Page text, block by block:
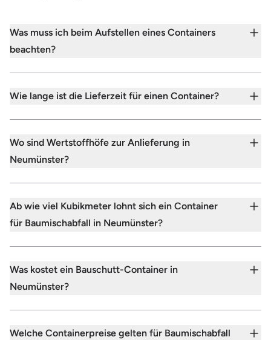
Was muss ich beim Aufstellen eines Containers
beachten?
Wie lange ist die Lieferzeit für einen Container?
Wo sind Wertstoffhöfe zur Anlieferung in
Neumünster?
Ab wie viel Kubikmeter lohnt sich ein Container
für Baumischabfall in Neumünster?
Was kostet ein Bauschutt-Container in
Neumünster?
Welche Containerpreise gelten für Baumischabfall